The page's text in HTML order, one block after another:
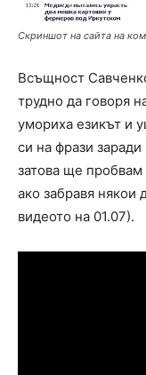
Скриншот на сайта на
Всъщност
трудно да говоря
умориха езикът и
си на фрази
затова ще пробвам
ако забравя
видеото на 01.07).